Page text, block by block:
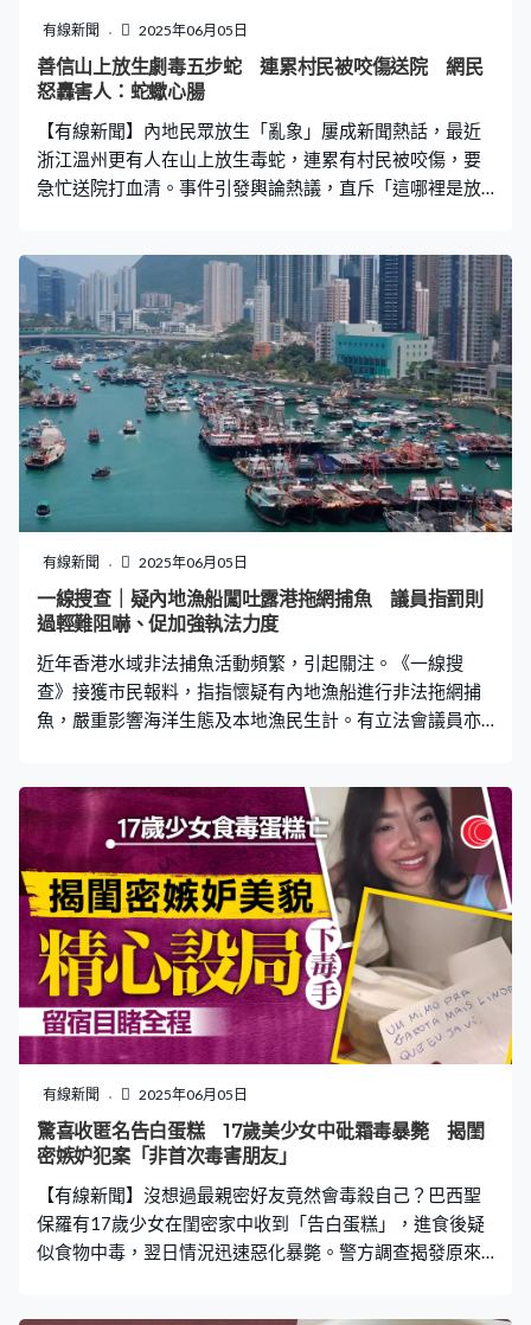
跟蹤自己，直至香港藝術館外始離開。他又坦言擔憂對方
身上藏有武器，因此不敢有正面衝突，「我驚佢傻㗎，一
陣唔知邊度拎把刀仔出嚟插我咪死」、「大癲，呢個世界
支煙花，「佢（男子）褲袋仲有支煙花，
有線新聞 2025年06月05日
善信山上放生劇毒五步蛇 連累村民被咬傷送院 網民
怒轟害人：蛇蠍心腸
【有線新聞】內地民眾放生「亂象」屢成新聞熱話，最近
浙江溫州更有人在山上放生毒蛇，連累有村民被咬傷，要
急忙送院打血清。事件引發輿論熱議，直斥「這哪裡是放
靈溪鎮東陽村的山上放生五步蛇，附近的山坡上種植了大
量茶樹，「村民修剪茶樹、採茶的時候，要是遇到五步蛇
被咬了怎麼辦？」當地村干部表示此前確有外來人員在山
上放蛇，還有村民被咬傷送醫。 據村黨支部書記李明表
示，「因為山上日常沒什麼人，只有個別村民看見」，
「就在幾個月前，我們一位村民下地幹活的時候就被五步
蛇咬傷了。」李明當時陪同送往醫院救治，「先是送到衛
生院，然後轉到縣人民醫院，但醫院沒有蛇毒血清，簡單
處理後趕到永嘉專門看蛇毒的醫院才打上了血清，後面還
住院住了好幾天。」後續會加強關注，一旦發現類似的放
生情況會予以勸阻。 排毒量大攻擊性強 曾有人工飼養予
放生 據當地生態保護中心負責人指出，學名尖吻蝮的五步
蛇是溫州本土原生物種，過去溫州曾有一批養蛇的企業，
情期間都已被關停。據了解，尖吻蝮為排毒量大、
有線新聞 2025年06月05日
一線搜查｜疑內地漁船闖吐露港拖網捕魚 議員指罰則
過輕難阻嚇、促加強執法力度
近年香港水域非法捕魚活動頻繁，引起關注。《一線搜
查》接獲市民報料，指指懷疑有內地漁船進行非法拖網捕
魚，嚴重影響海洋生態及本地漁民生計。有立法會議員亦
海上巡邏。 疑內地漁船非法拖網捕魚 律師：可拘捕及充
公工具 香港三面環海，地理位置優越，氣候宜人，孕育豐
富海洋生物，漁業曾是本地主要產業之一。然而，自上世
紀80年代起，本港水域漁獲量持續下降，政府為保護海洋
生態，設立本地漁船登記制度，並先後立例禁止使用電
力、拖網等損害海洋生態系統的捕魚作業方式。 不過近年
來，香港水域不時發現有漁船進行各式各樣的非法捕魚活
動。居住在大埔的高先生向《一線搜查》表示，曾於大埔
海濱公園發現有疑似內地漁船從三門仔方向駕近，期間於
吐露港多次落網及收網，「船身編號都唔同，以我所知，
吐露港係唔准用拖網捕魚，我就話點解有咁嘅情況。」 事
務律師林志宇指出，在香港有多項條例保護海洋生態及管
制香港漁業的捕魚方式，非漁民垂釣或水塘釣魚需要取得
禁止捕魚。他續說，漁船若沒有任何註冊而在香港
有線新聞 2025年06月05日
驚喜收匿名告白蛋糕 17歲美少女中砒霜毒暴斃 揭閨
密嫉妒犯案「非首次毒害朋友」
【有線新聞】沒想過最親密好友竟然會毒殺自己？巴西聖
保羅有17歲少女在閨密家中收到「告白蛋糕」，進食後疑
似食物中毒，翌日情況迅速惡化暴斃。警方調查揭發原來